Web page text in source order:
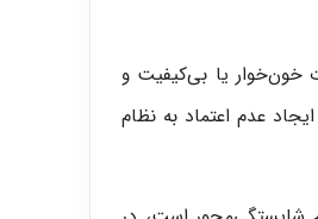
خون‌خوار یا بی‌کیفیت و
عدم اعتماد به نظام